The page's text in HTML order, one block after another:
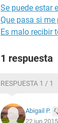
Se puede estar
Que pasa si
Es malo recibir
1 respuesta
RESPUESTA 1 / 1
Abigail P.
22 jun